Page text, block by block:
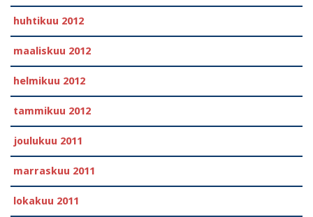
huhtikuu 2012
maaliskuu 2012
helmikuu 2012
tammikuu 2012
joulukuu 2011
marraskuu 2011
lokakuu 2011